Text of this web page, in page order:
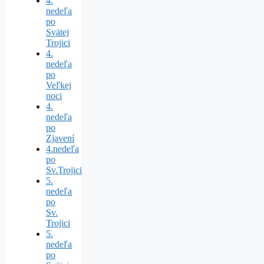
nedeľa
po
Svätej
Trojici
4.
nedeľa
po
Veľkej
noci
4.
nedeľa
po
Zjavení
4.nedeľa
po
Sv.Trojici
5.
nedeľa
po
Sv.
Trojici
5.
nedeľa
po